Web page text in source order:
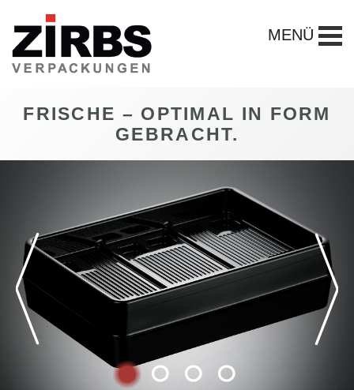
MENÜ
FRISCHE – OPTIMAL IN FORM
GEBRACHT.